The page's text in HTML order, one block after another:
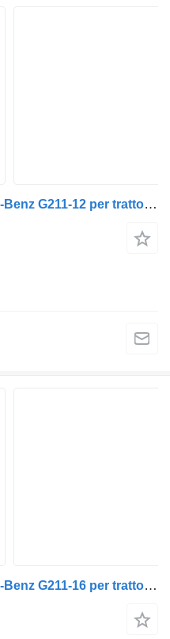
Cambio di velocità Mercedes-Benz G211-12 per trattore stradale Mercedes-Benz ACTROS AXOR ATEGO
Cambio di velocità Mercedes-Benz G211-16 per trattore stradale Mercedes-Benz ACTROS AXOR ANTOS AROCS